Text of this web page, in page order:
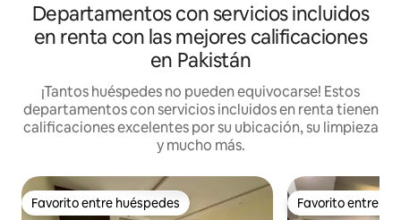
Departamentos con servicios incluidos
en renta con las mejores calificaciones
en Pakistán
¡Tantos huéspedes no pueden equivocarse! Estos
departamentos con servicios incluidos en renta tienen
calificaciones excelentes por su ubicación, su limpieza
y mucho más.
Favorito entre huéspedes
Favorito entre huéspedes Favorito entre
Favorito entre